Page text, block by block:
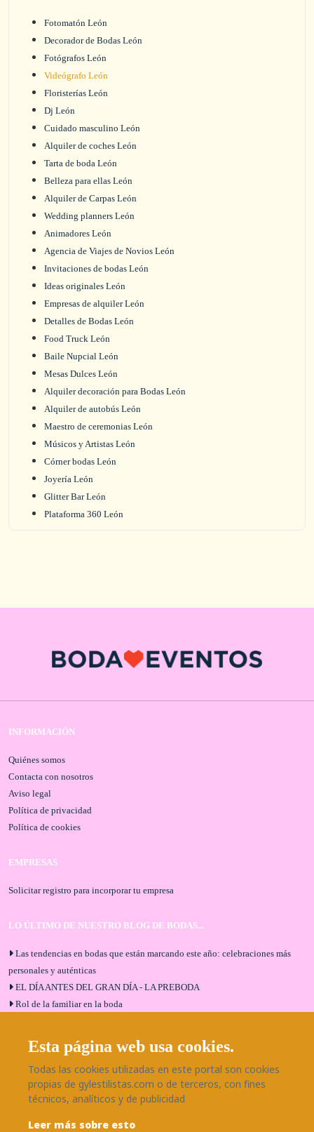
Fotomatón León
Decorador de Bodas León
Fotógrafos León
Videógrafo León
Floristerías León
Dj León
Cuidado masculino León
Alquiler de coches León
Tarta de boda León
Belleza para ellas León
Alquiler de Carpas León
Wedding planners León
Animadores León
Agencia de Viajes de Novios León
Invitaciones de bodas León
Ideas originales León
Empresas de alquiler León
Detalles de Bodas León
Food Truck León
Baile Nupcial León
Mesas Dulces León
Alquiler decoración para Bodas León
Alquiler de autobús León
Maestro de ceremonias León
Músicos y Artistas León
Córner bodas León
Joyería León
Glitter Bar León
Plataforma 360 León
INFORMACIÓN
Quiénes somos
Contacta con nosotros
Aviso legal
Política de privacidad
Política de cookies
EMPRESAS
Solicitar registro para incorporar tu empresa
LO ÚLTIMO DE NUESTRO BLOG DE BODAS...
Las tendencias en bodas que están marcando este año: celebraciones más
personales y auténticas
EL DÍA ANTES DEL GRAN DÍA - LA PREBODA
Rol de la familiar en la boda
Bodas en Alhaurín de la Torre: entrevista exclusiva con Bodaeventos
Málaga
¿Cómo será tu boda?
Blog de bodas
SÍGUENOS EN NUESTRAS REDES
Esta página web usa cookies.
Todas las cookies utilizadas en este portal son cookies
propias de gylestilistas.com o de terceros, con fines
técnicos, analíticos y de publicidad
Leer más sobre esto